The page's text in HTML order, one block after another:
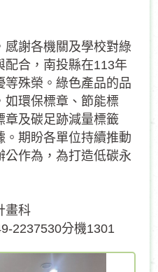
感謝各機關及學校對綠
配合，南投縣在113年
殊榮。綠色產品的品
如環保標章、節能標
章及碳足跡減量標籤
。期盼各單位持續推動
公作為，為打造低碳永
畫科
2237530分機1301